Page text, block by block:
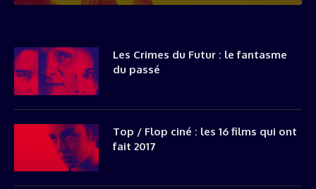
Les Crimes du Futur : le fantasme
du passé
Top / Flop ciné : les 16 films qui ont
fait 2017